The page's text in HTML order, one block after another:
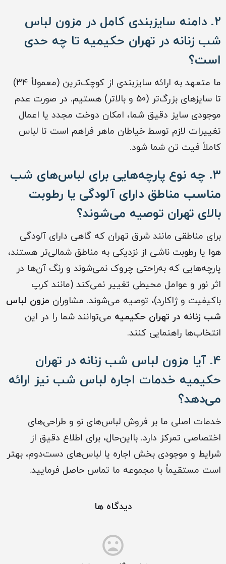
2. دامنه سایزبندی کامل در
مزون لباس
شب زنانه در تهران حکیمیه تا چه حدی
است؟
ما متعهد به ارائه سایزبندی از کوچک‌ترین (معمولاً 34)
تا سایزهای بزرگ‌تر (50 و بالاتر) هستیم. در صورت عدم
موجودی سایز دقیق شما، امکان دوخت مجدد یا اعمال
تغییرات لازم توسط خیاطان ماهر فراهم است تا لباس
کاملاً فیت تن شما شود.
3. چه نوع پارچه‌هایی برای لباس‌های شب
مناسب مناطق دارای آلودگی یا رطوبت
بالای تهران توصیه می‌شوند؟
برای مناطقی مانند شرق تهران که گاهی دارای آلودگی
هوا یا رطوبت ناشی از نزدیکی به مناطق شمالی‌تر هستند،
پارچه‌هایی که به‌راحتی چروک نمی‌شوند و رنگ آن‌ها در
اثر نور و عوامل محیطی تغییر نمی‌کند (مانند کرپ
باکیفیت و ژاکارد)، توصیه می‌شوند. مشاوران مزون لباس
شب زنانه در تهران حکیمیه می‌توانند شما را در این
انتخاب‌ها راهنمایی کنند.
4. آیا
مزون لباس شب زنانه در تهران
حکیمیه خدمات اجاره لباس شب نیز ارائه
می‌دهد؟
خدمات اصلی ما بر فروش لباس‌های نو و طراحی‌های
اختصاصی تمرکز دارد. بااین‌حال، برای اطلاع دقیق از
شرایط و موجودی بخش اجاره یا لباس‌های دست‌دوم، بهتر
است مستقیماً با مجموعه ما تماس حاصل فرمایید.
دیدگاه ها